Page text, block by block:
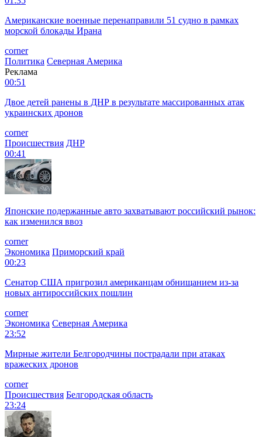
Американские военные перенаправили 51 судно в рамках
морской блокады Ирана
corner
Политика Северная Америка
Реклама
00:51
Двое детей ранены в ДНР в результате массированных атак
украинских дронов
corner
Происшествия ДНР
00:41
Японские подержанные авто захватывают российский рынок:
как изменился ввоз
corner
Экономика Приморский край
00:23
Сенатор США пригрозил американцам обнищанием из-за
новых антироссийских пошлин
corner
Экономика Северная Америка
23:52
Мирные жители Белгородчины пострадали при атаках
вражеских дронов
corner
Происшествия Белгородская область
23:24